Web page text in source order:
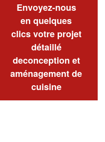
Envoyez-nous
en quelques
clics votre projet
détaillé
deconception et
aménagement de
cuisine